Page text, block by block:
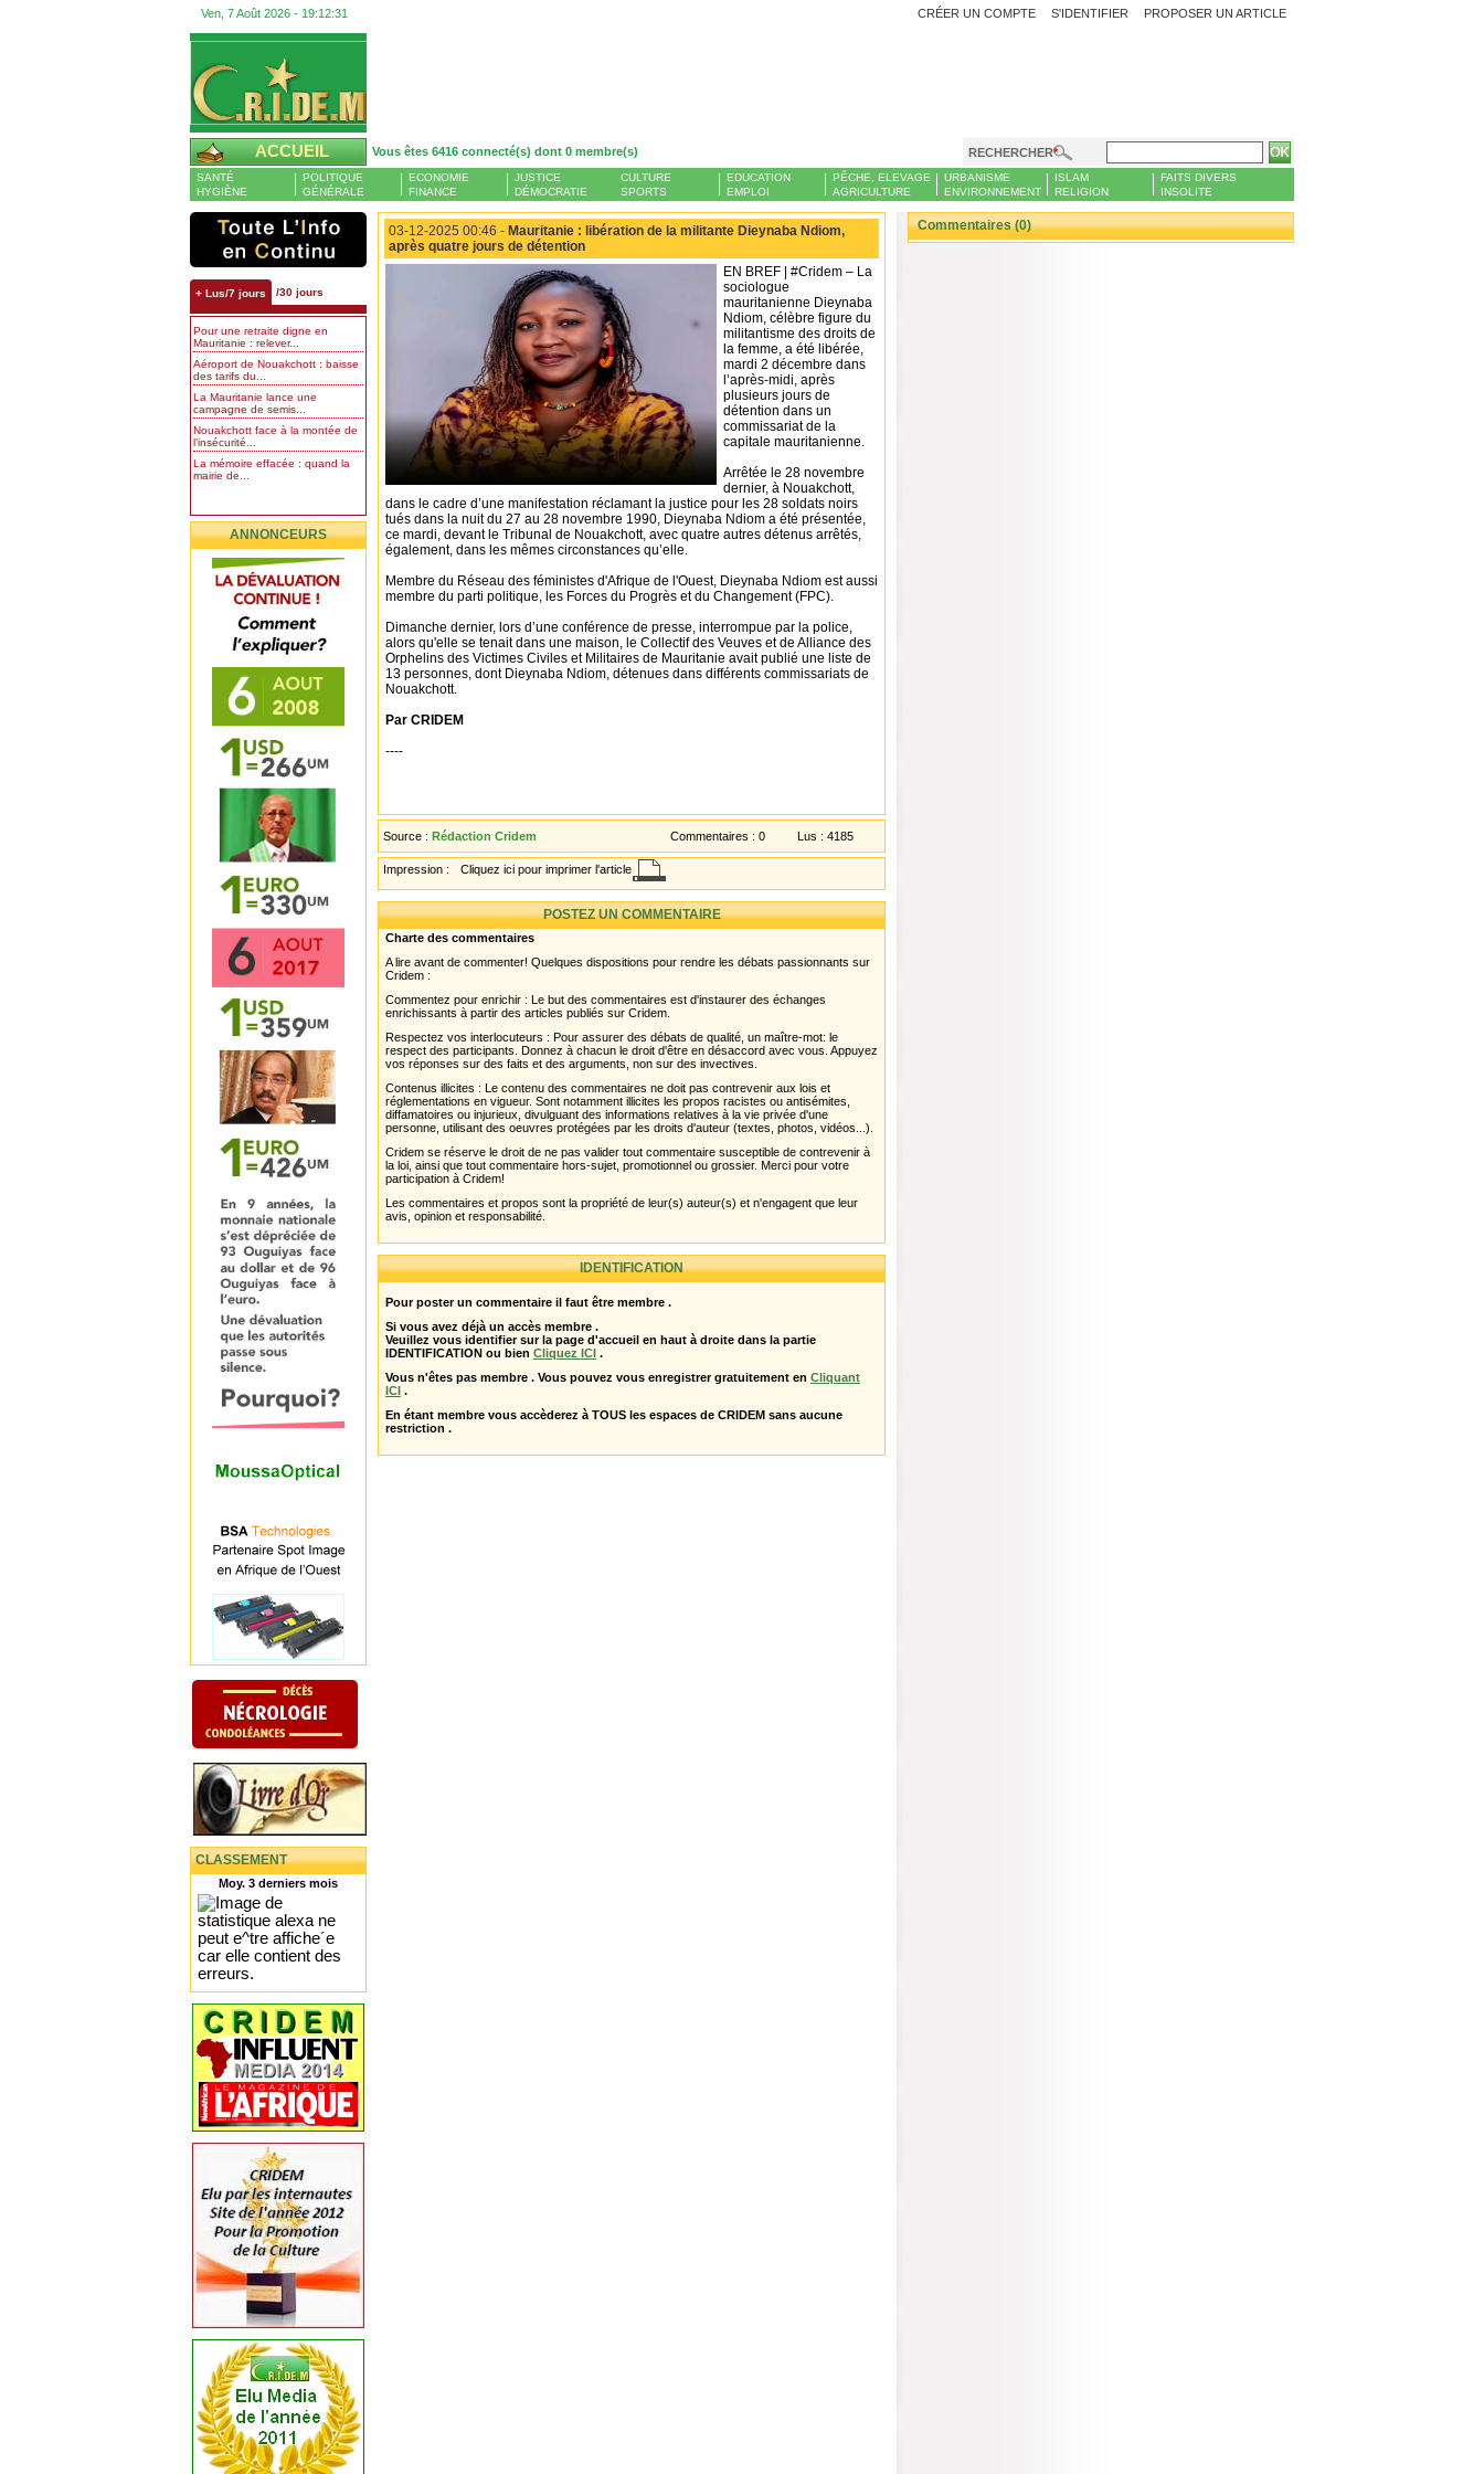
Ven, 7 Août 2026 - 19:12:32 PROPOSER UN ARTICLE
CRÉER UN COMPTE S'IDENTIFIER
ACCUEIL Vous êtes 6416 connecté(s) dont 0 membre(s) RECHERCHER
SANTÉ
HYGIÈNE
POLITIQUE
GÉNÉRALE
ECONOMIE
FINANCE
JUSTICE
DÉMOCRATIE
CULTURE
SPORTS
EDUCATION
EMPLOI
PÊCHE, ELEVAGE
AGRICULTURE
URBANISME
ENVIRONNEMENT
ISLAM
RELIGION
FAITS DIVERS
INSOLITE
+ Lus/7 jours /30 jours
Pour une retraite digne en
Mauritanie : relever...
Aéroport de Nouakchott : baisse
des tarifs du...
La Mauritanie lance une
campagne de semis...
Nouakchott face à la montée de
l’insécurité...
La mémoire effacée : quand la
mairie de...
ANNONCEURS
CLASSEMENT
Moy. 3 derniers mois
03-12-2025 00:46 - Mauritanie : libération de la militante Dieynaba Ndiom,
après quatre jours de détention
EN BREF | #Cridem – La
sociologue
mauritanienne Dieynaba
Ndiom, célèbre figure du
militantisme des droits de
la femme, a été libérée,
mardi 2 décembre dans
l’après-midi, après
plusieurs jours de
détention dans un
commissariat de la
capitale mauritanienne.
Arrêtée le 28 novembre
dernier, à Nouakchott,
dans le cadre d’une manifestation réclamant la justice pour les 28 soldats noirs
tués dans la nuit du 27 au 28 novembre 1990, Dieynaba Ndiom a été présentée,
ce mardi, devant le Tribunal de Nouakchott, avec quatre autres détenus arrêtés,
également, dans les mêmes circonstances qu’elle.
Membre du Réseau des féministes d'Afrique de l'Ouest, Dieynaba Ndiom est aussi
membre du parti politique, les Forces du Progrès et du Changement (FPC).
Dimanche dernier, lors d’une conférence de presse, interrompue par la police,
alors qu'elle se tenait dans une maison, le Collectif des Veuves et de Alliance des
Orphelins des Victimes Civiles et Militaires de Mauritanie avait publié une liste de
13 personnes, dont Dieynaba Ndiom, détenues dans différents commissariats de
Nouakchott.
Par CRIDEM
----
Source : Rédaction Cridem Commentaires : 0 Lus : 4185
Impression : Cliquez ici pour imprimer l'article
POSTEZ UN COMMENTAIRE
Charte des commentaires
A lire avant de commenter! Quelques dispositions pour rendre les débats passionnants sur
Cridem :
Commentez pour enrichir : Le but des commentaires est d'instaurer des échanges
enrichissants à partir des articles publiés sur Cridem.
Respectez vos interlocuteurs : Pour assurer des débats de qualité, un maître-mot: le
respect des participants. Donnez à chacun le droit d'être en désaccord avec vous. Appuyez
vos réponses sur des faits et des arguments, non sur des invectives.
Contenus illicites : Le contenu des commentaires ne doit pas contrevenir aux lois et
réglementations en vigueur. Sont notamment illicites les propos racistes ou antisémites,
diffamatoires ou injurieux, divulguant des informations relatives à la vie privée d'une
personne, utilisant des oeuvres protégées par les droits d'auteur (textes, photos, vidéos...).
Cridem se réserve le droit de ne pas valider tout commentaire susceptible de contrevenir à
la loi, ainsi que tout commentaire hors-sujet, promotionnel ou grossier. Merci pour votre
participation à Cridem!
Les commentaires et propos sont la propriété de leur(s) auteur(s) et n'engagent que leur
avis, opinion et responsabilité.
IDENTIFICATION
Pour poster un commentaire il faut être membre .
Si vous avez déjà un accès membre .
Veuillez vous identifier sur la page d'accueil en haut à droite dans la partie
IDENTIFICATION ou bien Cliquez ICI .
Vous n'êtes pas membre . Vous pouvez vous enregistrer gratuitement en Cliquant
ICI .
En étant membre vous accèderez à TOUS les espaces de CRIDEM sans aucune
restriction .
Commentaires (0)